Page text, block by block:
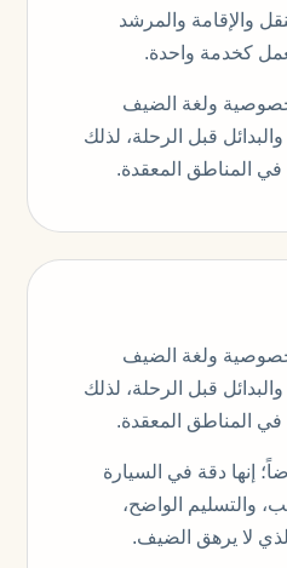
والإقامة والمرشد
كخدمة واحدة.
ولغة الضيف
قبل الرحلة، لذلك
المناطق المعقدة.
ولغة الضيف
قبل الرحلة، لذلك
المناطق المعقدة.
إنها دقة في السيارة
والتسليم الواضح،
الذي لا يرهق الضيف.